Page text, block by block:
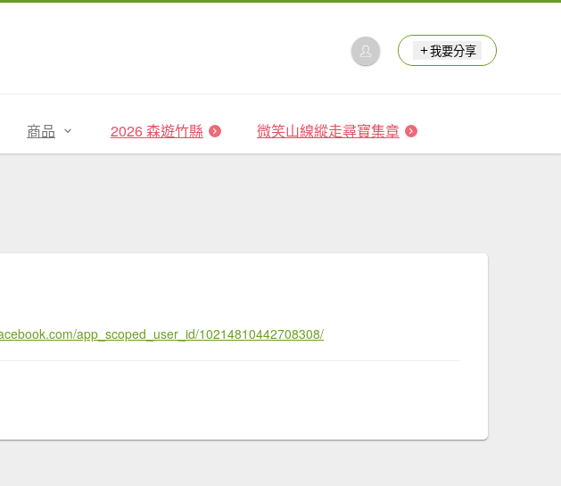
我要分享
商品 2026 森遊竹縣 微笑山線縱走尋寶集章
app_scoped_user_id/10214810442708308/